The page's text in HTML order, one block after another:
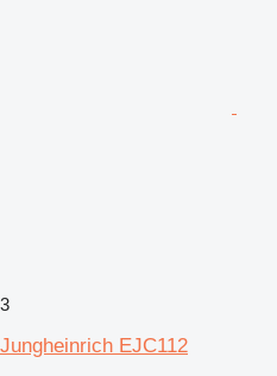
3
Jungheinrich EJC112